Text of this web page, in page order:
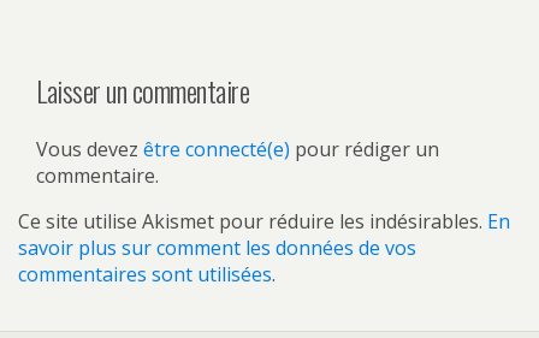
Laisser un commentaire
Vous devez être connecté(e) pour rédiger un
commentaire.
Ce site utilise Akismet pour réduire les indésirables. En
savoir plus sur comment les données de vos
commentaires sont utilisées.